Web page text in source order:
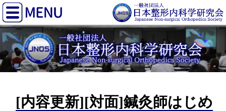
[内容更新][対面]鍼灸師はじめ